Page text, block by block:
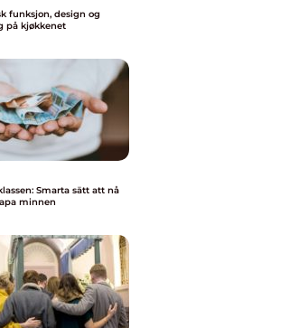
og
på kjøkkenet
Smarta sätt att nå
minnen